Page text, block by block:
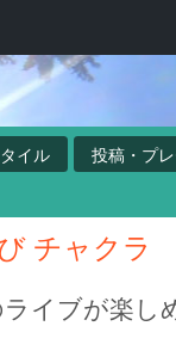
イル
投稿・プ
チャクラ
イブが楽し